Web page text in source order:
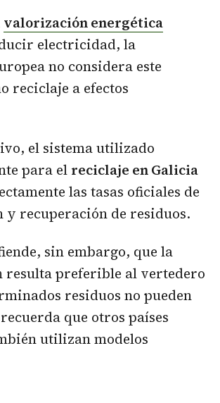
valorización energética
electricidad, la
no considera este
reciclaje a efectos
el sistema utilizado
para el reciclaje en Galicia
las tasas oficiales de
recuperación de residuos.
sin embargo, que la
resulta preferible al vertedero
residuos no pueden
que otros países
utilizan modelos